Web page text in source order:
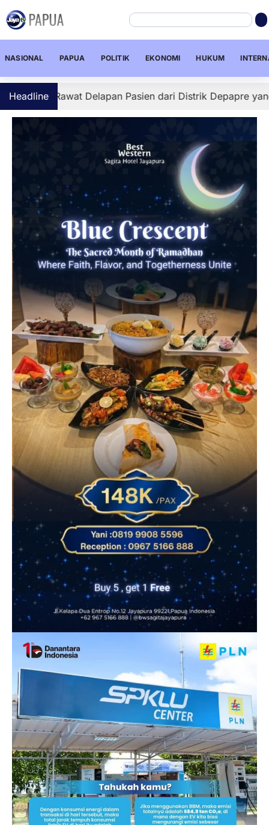
NASIONAL PAPUA POLITIK EKONOMI HUKUM
HeadlineDelapan Pasien dari Distrik Depapre yang diduga